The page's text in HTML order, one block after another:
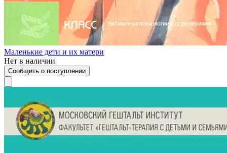
Маленькие дети и их матери
Нет в наличии
Сообщить о поступлении